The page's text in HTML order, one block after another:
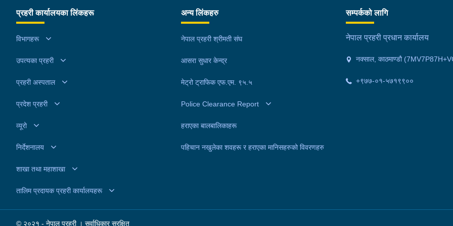
प्रहरी कार्यालयका लिंकहरू
विभागहरू
उपत्यका प्रहरी
प्रहरी अस्पताल
प्रदेश प्रहरी
व्यूरो
निर्देशनालय
शाखा तथा महाशाखा
तालिम प्रदायक प्रहरी कार्यालयहरू
अन्य लिंकहरु
नेपाल प्रहरी श्रीमती संघ
आसरा सुधार केन्द्र
मेट्रो ट्राफिक एफ.एम. ९५.५
Police Clearance Report
हराएका बालबालिकाहरू
पहिचान नखुलेका शवहरू र हराएका मानिसहरुको विवरणहरु
सम्पर्कको लागि
नेपाल प्रहरी प्रधान कार्यालय
नक्साल, काठमाण्डौ
+९७७-०१-५७१९९००
© २०२१ - नेपाल प्रहरी । सर्वाधिकार सुरक्षित